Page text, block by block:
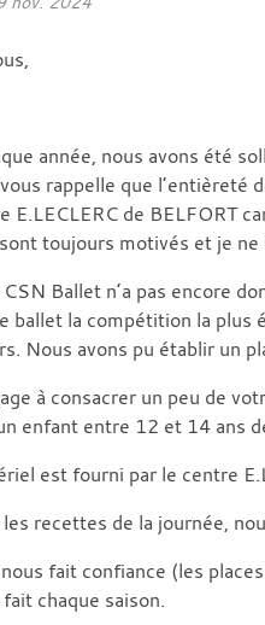
année, nous avons été
rappelle que l’entièreté
E.LECLERC de BELFORT
toujours motivés et je
Ballet n’a pas encore
ballet la compétition la plus
Nous avons pu établir un
à consacrer un peu de
enfant entre 12 et 14 ans
est fourni par le centre
recettes de la journée,
fait confiance (les
chaque saison.